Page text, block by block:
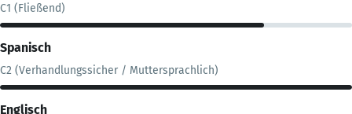
C1 (Fließend)
Spanisch
C2 (Verhandlungssicher / Muttersprachlich)
Englisch